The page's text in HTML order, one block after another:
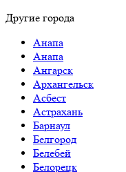
Другие города
Анапа
Анапа
Ангарск
Архангельск
Асбест
Астрахань
Барнаул
Белгород
Белебей
Белорецк